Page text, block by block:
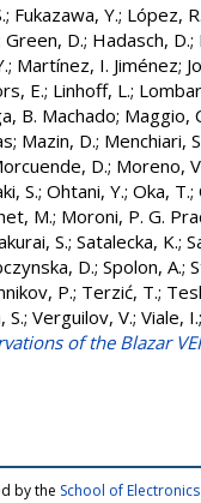
; Fukazawa, Y.; López,
Green, D.; Hadasch, D.;
; Martínez, I. Jiménez;
E.; Linhoff, L.;
B. Machado; Maggio,
; Mazin, D.; Menchiari,
D.; Moreno,
S.; Ohtani, Y.; Oka, T.;
M.; Moroni, P. G.
S.; Satalecka, K.;
D.; Spolon, A.;
P.; Terzić, T.;
S.; Verguilov, V.; Viale, I.
of the Blazar
by the School of